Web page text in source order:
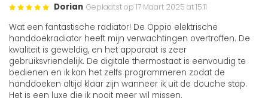
Dorian Geplaatst op 17 Maart 2025 at 15:11
Wat een fantastische radiator! De Oppio elektrische
handdoekradiator heeft mijn verwachtingen overtroffen. De
kwaliteit is geweldig, en het apparaat is zeer
gebruiksvriendelijk. De digitale thermostaat is eenvoudig te
bedienen en ik kan het zelfs programmeren zodat de
handdoeken altijd klaar zijn wanneer ik uit de douche stap.
Het is een luxe die ik nooit meer wil missen.